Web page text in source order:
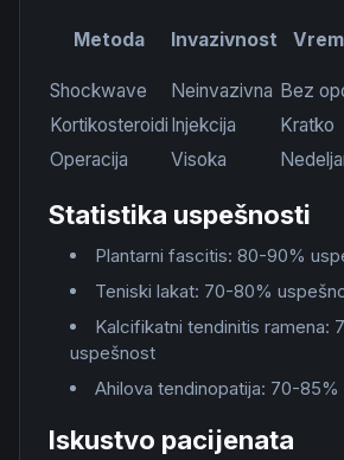
Metoda Invazivnost
Shockwave
Neinvazivna Bez
Kortikosteroidi Injekcija Kratko
Operacija
Visoka
Statistika uspešnosti
Plantarni fascitis: 80-90%
Teniski lakat: 70-80%
Kalcifikatni tendinitis ramena:
uspešnost
Ahilova tendinopatija: 70-
Iskustvo pacijenata